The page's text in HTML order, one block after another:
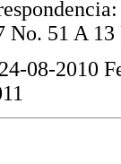
No. 51 A
08-2010